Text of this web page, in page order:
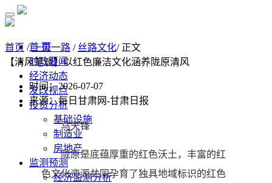
首 页
时政要闻
经济动态
发改视点
投资分析
基础设施
制造业
房地产
监测预测
经济监测分析
首页 /一带一路 / 丝路文化/ 正文
【清风笔谈】以红色廉洁文化涵养陇原清风
时间：2026-07-07
来源：每日甘肃网-甘肃日报
马天锋
陇原是底蕴厚重的红色沃土，丰富的红
色文化资源共同孕育了独具地域标识的红色